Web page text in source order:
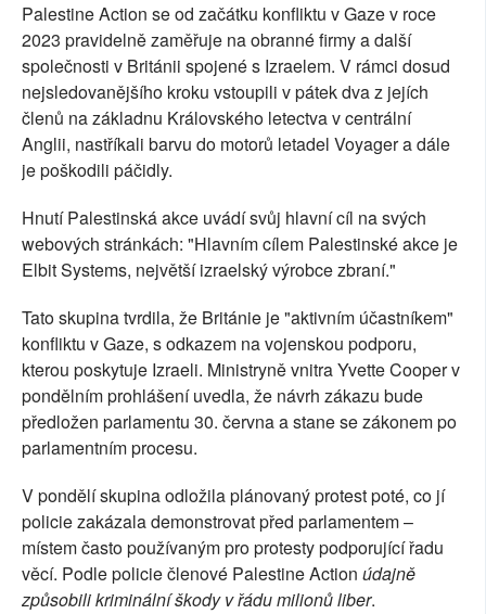
Palestine Action se od začátku konfliktu v Gaze v roce
2023 pravidelně zaměřuje na obranné firmy a další
společnosti v Británii spojené s Izraelem. V rámci dosud
nejsledovanějšího kroku vstoupili v pátek dva z jejích
členů na základnu Královského letectva v centrální
Anglii, nastříkali barvu do motorů letadel Voyager a dále
je poškodili páčidly.
Hnutí Palestinská akce uvádí svůj hlavní cíl na svých
webových stránkách: "Hlavním cílem Palestinské akce je
Elbit Systems, největší izraelský výrobce zbraní."
Tato skupina tvrdila, že Británie je "aktivním účastníkem"
konfliktu v Gaze, s odkazem na vojenskou podporu,
kterou poskytuje Izraeli. Ministryně vnitra Yvette Cooper v
pondělním prohlášení uvedla, že návrh zákazu bude
předložen parlamentu 30. června a stane se zákonem po
parlamentním procesu.
V pondělí skupina odložila plánovaný protest poté, co jí
policie zakázala demonstrovat před parlamentem –
místem často používaným pro protesty podporující řadu
věcí. Podle policie členové Palestine Action údajně
způsobili kriminální škody v řádu milionů liber.